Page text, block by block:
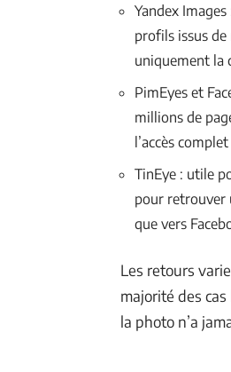
Yandex
profils issus de
uniquement la
PimEyes et
millions de
l’accès
TinEye : utile
pour retrouver
que vers
Les retours
majorité des
la photo n’a